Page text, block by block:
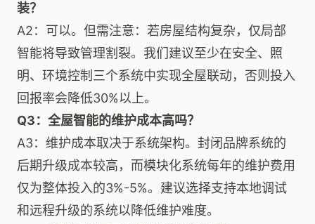
装？
A2：可以。但需注意：若房屋结构复杂，仅局部
智能将导致管理割裂。我们建议至少在安全、照
明、环境控制三个系统中实现全屋联动，否则投入
回报率会降低30%以上。
Q3：全屋智能的维护成本高吗？
A3：维护成本取决于系统架构。封闭品牌系统的
后期升级成本较高，而模块化系统每年的维护费用
仅为整体投入的3%-5%。建议选择支持本地调试
和远程升级的系统以降低维护难度。